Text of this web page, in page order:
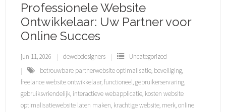
Professionele Website
Ontwikkelaar: Uw Partner voor
Online Succes
jun 11, 2026 dewebdesigners
Uncategorized
betrouwbare partnerwebsite optimalisatie, beveiliging,
freelance website ontwikkelaar,functioneel,gebruikerservaring,
gebruiksvriendelijk, interactieve webapplicatie, kosten website
optimalisatiewebsite laten maken, krachtige website, merk,online